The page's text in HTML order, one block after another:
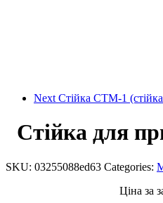
Next Стійка СТМ-1 (стійка
Стійка для
SKU: 03255088ed63 Categories:
Ціна за